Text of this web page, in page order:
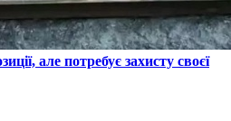
але потребує захисту своєї